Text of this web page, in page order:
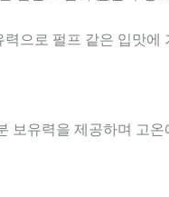
으로 펄프 같은 입맛에
보유력을 제공하며 고